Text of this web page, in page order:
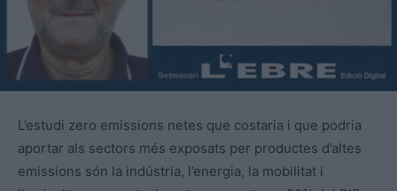
L’estudi zero emissions netes que costaria i que podria
aportar als sectors més exposats per productes d’altes
emissions són la indústria, l’energia, la mobilitat i